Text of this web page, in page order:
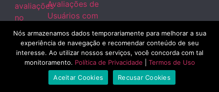
avaliações
no
Capterra
Leia as
avaliações no
GetApp
Nós armazenamos dados temporariamente para melhorar a sua
experiência de navegação e recomendar conteúdo de seu
interesse. Ao utilizar nossos serviços, você concorda com tal
monitoramento. Política de Privacidade
Termos de Uso
Aceitar Cookies
Recusar Cookies